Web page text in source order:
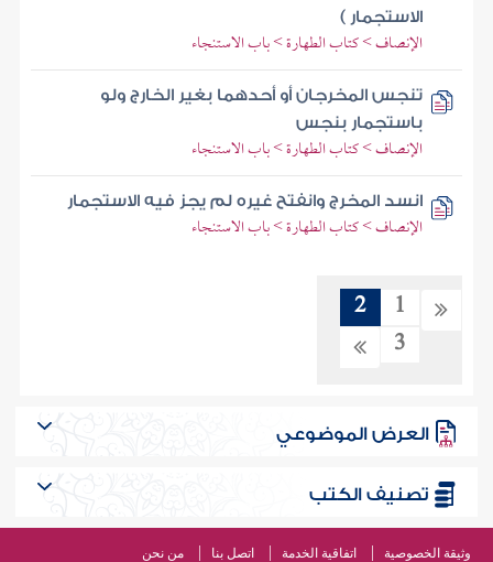
الاستجمار )
الإنصاف > كتاب الطهارة > باب الاستنجاء
تنجس المخرجان أو أحدهما بغير الخارج ولو
باستجمار بنجس
الإنصاف > كتاب الطهارة > باب الاستنجاء
انسد المخرج وانفتح غيره لم يجز فيه الاستجمار
الإنصاف > كتاب الطهارة > باب الاستنجاء
1
2
3
العرض الموضوعي
تصنيف الكتب
وثيقة الخصوصية اتفاقية الخدمة اتصل بنا من نحن